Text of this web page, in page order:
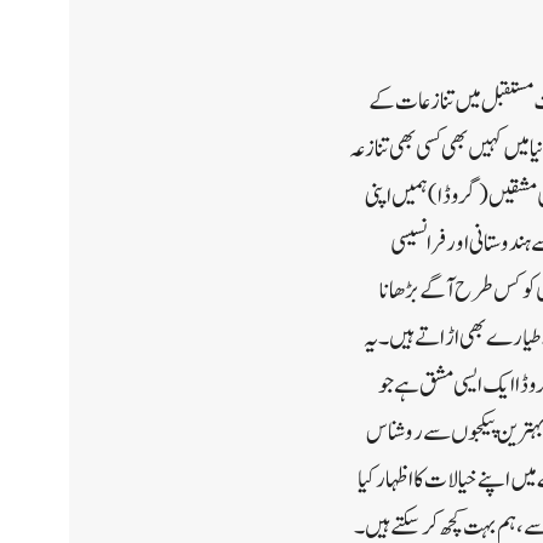
مستقبل میں تنازعات کے
کہیں بھی کسی بھی تنازعہ
مشقیں (گروڈا) ہمیں اپنی
اور فرانسیسی
کو کس طرح آگے بڑھانا
بھی اڑاتے ہیں۔ یہ
ایک ایسی مشق ہے جو
پیکجوں سے روشناس
اپنے خیالات کا اظہار کیا
ہم بہت کچھ کر سکتے ہیں۔